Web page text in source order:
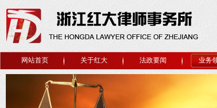
网站首页 关于红大 法政要闻 业务